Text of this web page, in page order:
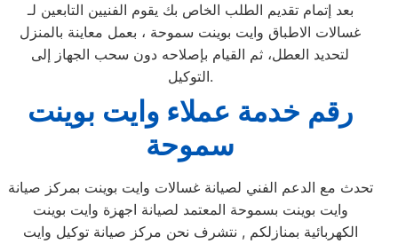
بعد إتمام تقديم الطلب الخاص بك يقوم الفنيين التابعين لـ
غسالات الاطباق وايت بوينت سموحة ، بعمل معاينة بالمنزل
لتحديد العطل، ثم القيام بإصلاحه دون سحب الجهاز إلى
التوكيل.
رقم خدمة عملاء وايت بوينت
سموحة
تحدث مع الدعم الفني لصيانة غسالات وايت بوينت بمركز صيانة
وايت بوينت بسموحة المعتمد لصيانة اجهزة وايت بوينت
الكهربائية بمنازلكم , نتشرف نحن مركز صيانة توكيل وايت